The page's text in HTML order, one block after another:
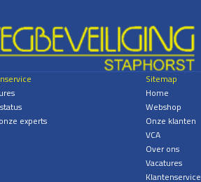
experts
Sitemap
Home
Webshop
Onze klanten
VCA
Over ons
Vacatures
Klantenservice